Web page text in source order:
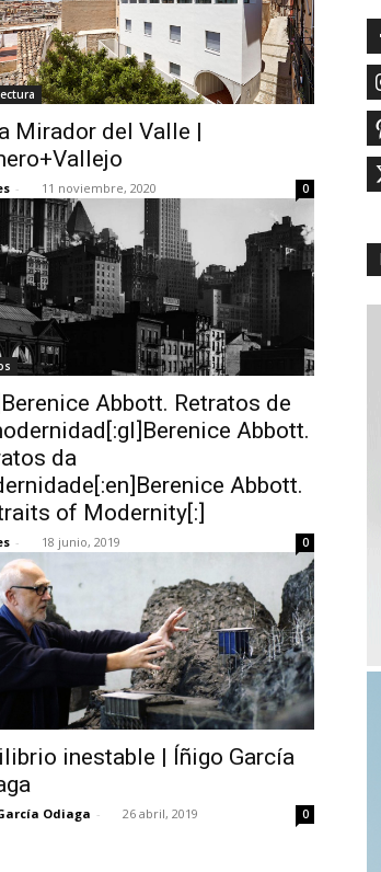
Mirador del Valle |
- 11 noviembre, 2020 0
Abbott. Retratos de
Abbott.
da
Abbott.
of Modernity[:]
- 18 junio, 2019 0
inestable | Íñigo García
Odiaga - 26 abril, 2019 0